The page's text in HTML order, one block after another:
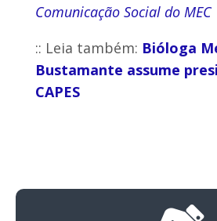
Comunicação Social do MEC
:: Leia também: Bióloga
Bustamante assume
CAPES